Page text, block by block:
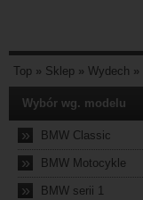
Top » Sklep » Wydech »
Wybór wg. modelu
» BMW Classic
» BMW Motocykle
» BMW serii 1